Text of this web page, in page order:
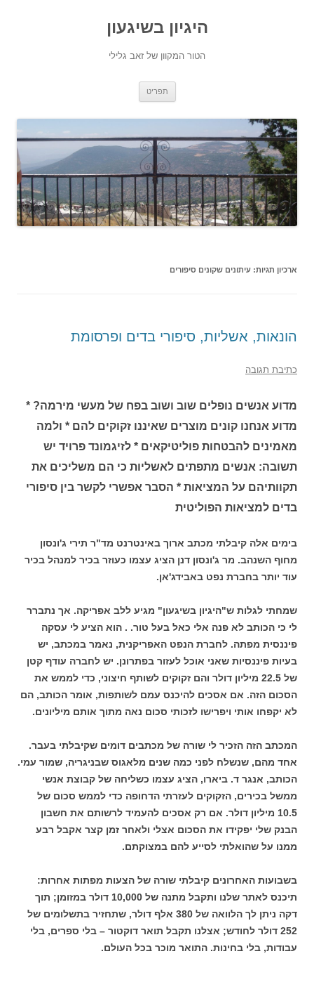
היגיון בשיגעון
הטור המקוון של זאב גלילי
תפריט
ארכיון תגיות: עיתונים שקונים סיפורים
הונאות, אשליות, סיפורי בדים ופרסומת
כתיבת תגובה
מדוע אנשים נופלים שוב ושוב בפח של מעשי מירמה? *
מדוע אנחנו קונים מוצרים שאיננו זקוקים להם * ולמה
מאמינים להבטחות פוליטיקאים * לזיגמונד פרויד יש
תשובה: אנשים מתפתים לאשליות כי הם משליכים את
תקוותיהם על המציאות * הסבר אפשרי לקשר בין סיפורי
בדים למציאות הפוליטית
בימים אלה קיבלתי מכתב ארוך באינטרנט מד"ר תירי ג'ונסון
מחוף השנהב. מר ג'ונסון דנן הציג עצמו כעוזר בכיר למנהל בכיר
עוד יותר בחברת נפט באבידג'אן.
שמחתי לגלות ש"היגיון בשיגעון" מגיע ללב אפריקה. אך נתברר
לי כי הכותב לא פנה אלי כאל בעל טור. . הוא הציע לי עסקה
פיננסית מפתה. לחברת הנפט האפריקנית, נאמר במכתב, יש
בעיות פיננסיות שאני אוכל לעזור בפתרונן. יש לחברה עודף קטן
של 22.5 מיליון דולר והם זקוקים לשותף חיצוני, כדי לממש את
הסכום הזה. אם אסכים להיכנס עמם לשותפות, אומר הכותב, הם
לא יקפחו אותי ויפרישו לזכותי סכום נאה מתוך אותם מיליונים.
המכתב הזה הזכיר לי שורה של מכתבים דומים שקיבלתי בעבר.
אחד מהם, שנשלח לפני כמה שנים מלאגוס שבניגריה, שמור עמי.
הכותב, אנגר ד. ביארו, הציג עצמו כשליחה של קבוצת אנשי
ממשל בכירים, הזקוקים לעזרתי הדחופה כדי לממש סכום של
10.5 מיליון דולר. אם רק אסכים להעמיד לרשותם את חשבון
הבנק שלי יפקידו את הסכום אצלי ולאחר זמן קצר אקבל רבע
ממנו על שהואלתי לסייע להם במצוקתם.
בשבועות האחרונים קיבלתי שורה של הצעות מפתות אחרות:
תיכנס לאתר שלנו ותקבל מתנה של 10,000 דולר במזומן; תוך
דקה ניתן לך הלוואה של 380 אלף דולר, שתחזיר בתשלומים של
252 דולר לחודש; אצלנו תקבל תואר דוקטור – בלי ספרים, בלי
עבודות, בלי בחינות. התואר מוכר בכל העולם.